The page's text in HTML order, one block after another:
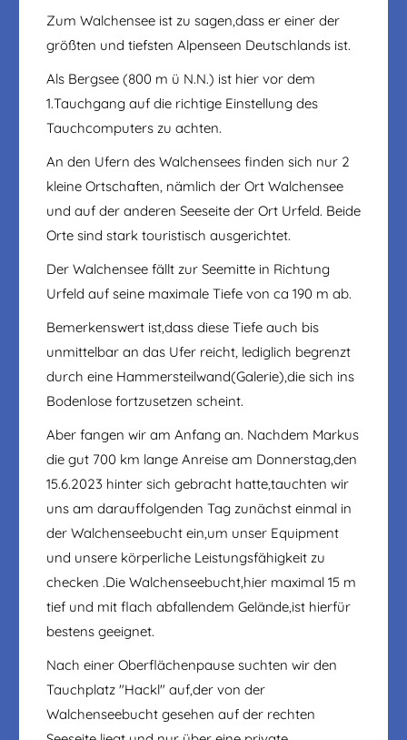
Zum Walchensee ist zu sagen,dass er einer der
größten und tiefsten Alpenseen Deutschlands ist.
Als Bergsee (800 m ü N.N.) ist hier vor dem
1.Tauchgang auf die richtige Einstellung des
Tauchcomputers zu achten.
An den Ufern des Walchensees finden sich nur 2
kleine Ortschaften, nämlich der Ort Walchensee
und auf der anderen Seeseite der Ort Urfeld. Beide
Orte sind stark touristisch ausgerichtet.
Der Walchensee fällt zur Seemitte in Richtung
Urfeld auf seine maximale Tiefe von ca 190 m ab.
Bemerkenswert ist,dass diese Tiefe auch bis
unmittelbar an das Ufer reicht, lediglich begrenzt
durch eine Hammersteilwand(Galerie),die sich ins
Bodenlose fortzusetzen scheint.
Aber fangen wir am Anfang an. Nachdem Markus
die gut 700 km lange Anreise am Donnerstag,den
15.6.2023 hinter sich gebracht hatte,tauchten wir
uns am darauffolgenden Tag zunächst einmal in
der Walchenseebucht ein,um unser Equipment
und unsere körperliche Leistungsfähigkeit zu
checken .Die Walchenseebucht,hier maximal 15 m
tief und mit flach abfallendem Gelände,ist hierfür
bestens geeignet.
Nach einer Oberflächenpause suchten wir den
Tauchplatz "Hackl" auf,der von der
Walchenseebucht gesehen auf der rechten